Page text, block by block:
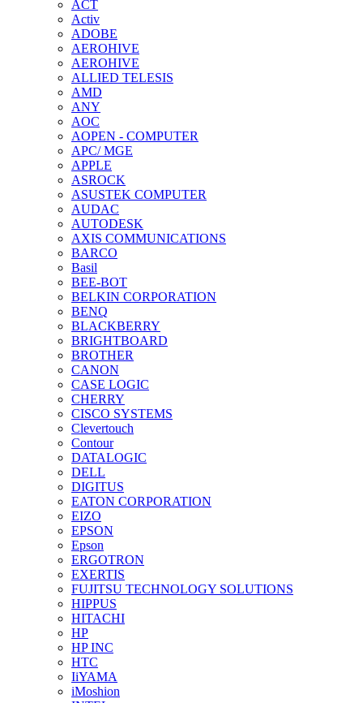
ACT
Activ
ADOBE
AEROHIVE
AEROHIVE
ALLIED TELESIS
AMD
ANY
AOC
AOPEN - COMPUTER
APC/ MGE
APPLE
ASROCK
ASUSTEK COMPUTER
AUDAC
AUTODESK
AXIS COMMUNICATIONS
BARCO
Basil
BEE-BOT
BELKIN CORPORATION
BENQ
BLACKBERRY
BRIGHTBOARD
BROTHER
CANON
CASE LOGIC
CHERRY
CISCO SYSTEMS
Clevertouch
Contour
DATALOGIC
DELL
DIGITUS
EATON CORPORATION
EIZO
EPSON
Epson
ERGOTRON
EXERTIS
FUJITSU TECHNOLOGY SOLUTIONS
HIPPUS
HITACHI
HP
HP INC
HTC
IiYAMA
iMoshion